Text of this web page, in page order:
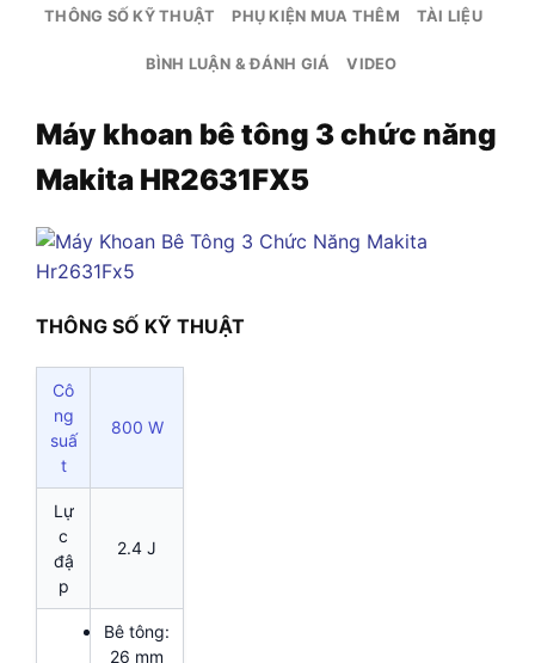
THÔNG SỐ KỸ THUẬT PHỤ KIỆN MUA THÊM TÀI LIỆU
BÌNH LUẬN & ĐÁNH GIÁ VIDEO
Máy khoan bê tông 3 chức năng
Makita HR2631FX5
THÔNG SỐ KỸ THUẬT
Cô
ng
suấ
t
800 W
Lự
c
đậ
p
2.4 J
Bê tông:
26 mm